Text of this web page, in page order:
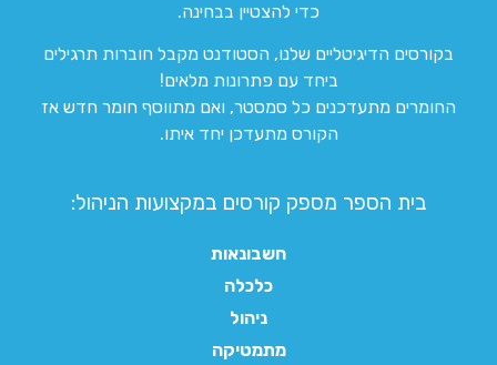
כדי להצטיין בבחינה.
בקורסים הדיגיטליים שלנו, הסטודנט מקבל חוברות תרגילים
ביחד עם פתרונות מלאים!
החומרים מתעדכנים כל סמסטר, ואם מתווסף חומר חדש אז
הקורס מתעדכן יחד איתו.
בית הספר מספק קורסים במקצועות הניהול:
חשבונאות
כלכלה
ניהול
מתמטיקה